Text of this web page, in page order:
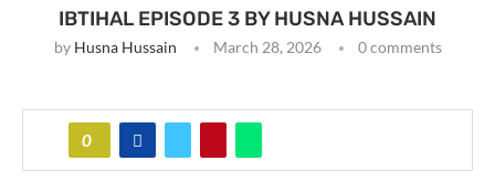
IBTIHAL EPISODE 3 BY HUSNA HUSSAIN
by Husna Hussain March 28, 2026 0 comments
0